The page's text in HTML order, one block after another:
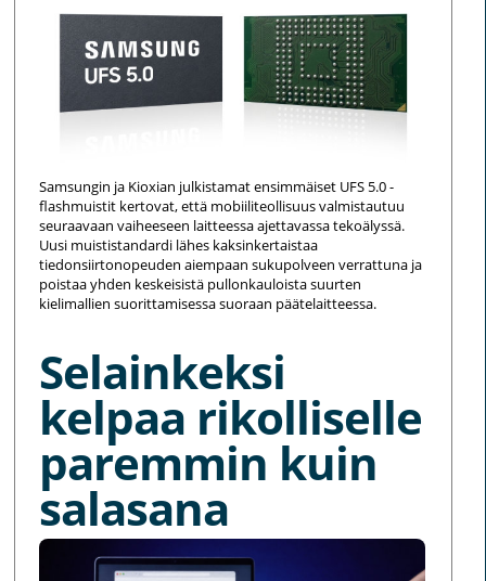
Samsungin ja Kioxian julkistamat ensimmäiset UFS 5.0 -
flashmuistit kertovat, että mobiiliteollisuus valmistautuu
seuraavaan vaiheeseen laitteessa ajettavassa tekoälyssä.
Uusi muististandardi lähes kaksinkertaistaa
tiedonsiirtonopeuden aiempaan sukupolveen verrattuna ja
poistaa yhden keskeisistä pullonkauloista suurten
kielimallien suorittamisessa suoraan päätelaitteessa.
Selainkeksi
kelpaa rikolliselle
paremmin kuin
salasana